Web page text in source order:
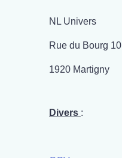
NL Univers
Rue du Bourg 10
1920 Martigny
Divers :